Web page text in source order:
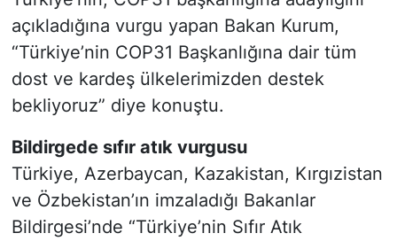
açıkladığına vurgu yapan Bakan Kurum,
“Türkiye’nin COP31 Başkanlığına dair tüm
dost ve kardeş ülkelerimizden destek
bekliyoruz” diye konuştu.
Bildirgede sıfır atık vurgusu
Türkiye, Azerbaycan, Kazakistan, Kırgızistan
ve Özbekistan’ın imzaladığı Bakanlar
Bildirgesi’nde “Türkiye’nin Sıfır Atık